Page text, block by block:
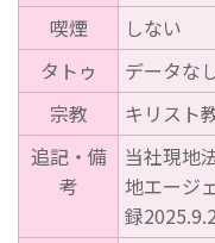
喫煙
しない
タトゥ
データな
宗教
キリスト
追記・備
考
当社現地
地エージ
録